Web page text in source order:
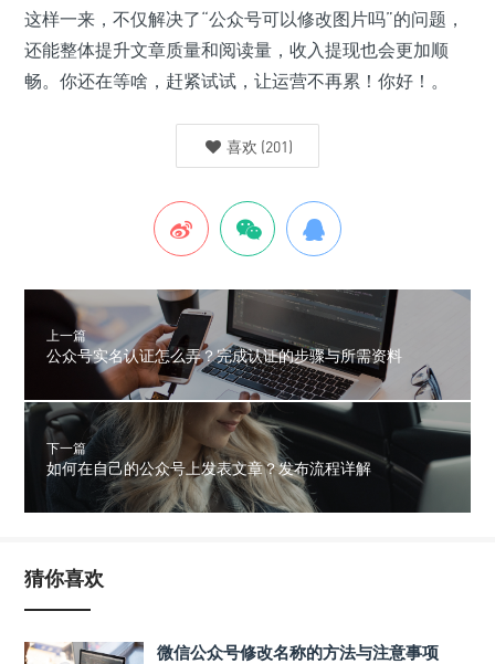
这样一来，不仅解决了“公众号可以修改图片吗”的问题，
还能整体提升文章质量和阅读量，收入提现也会更加顺
畅。你还在等啥，赶紧试试，让运营不再累！你好！。
喜欢 (201)
上一篇
公众号实名认证怎么弄？完成认证的步骤与所需资料
下一篇
如何在自己的公众号上发表文章？发布流程详解
猜你喜欢
微信公众号修改名称的方法与注意事项